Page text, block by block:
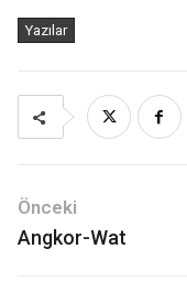
Yazılar
Önceki
Angkor-Wat